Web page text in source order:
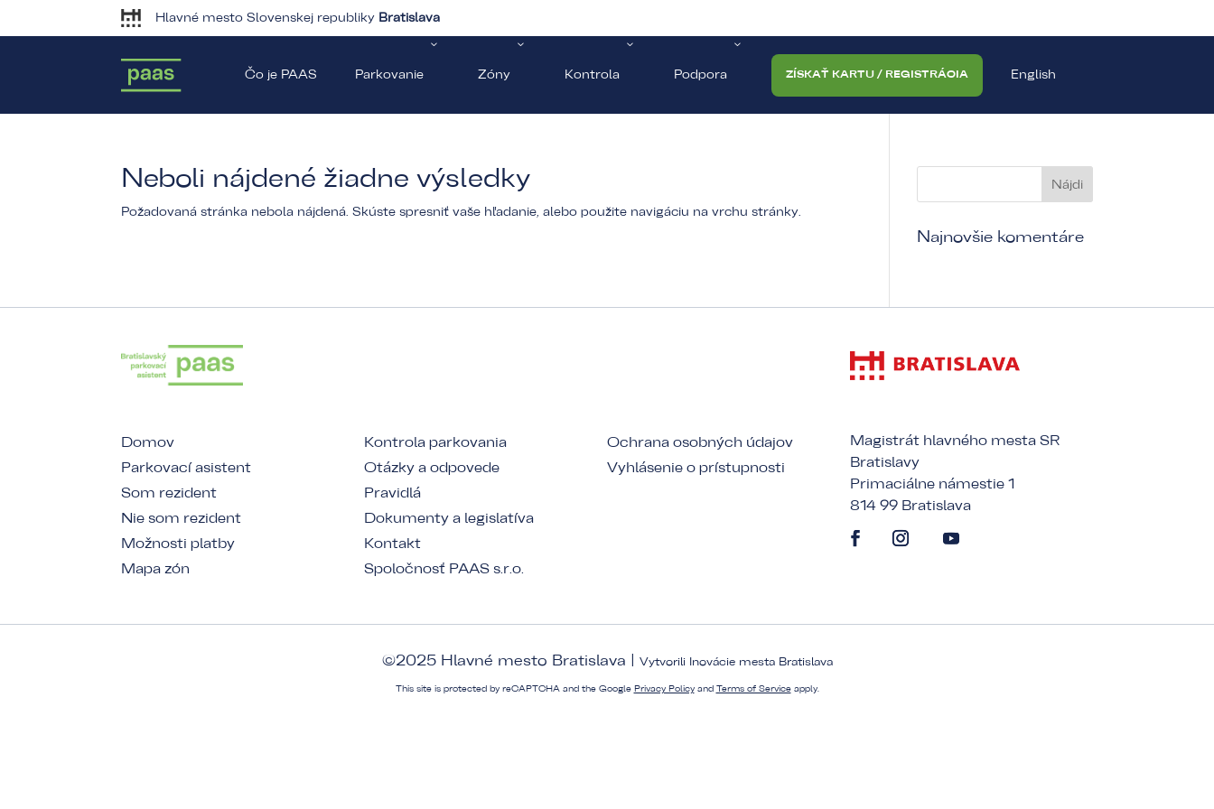
Hlavné mesto Slovenskej republiky Bratislava
Čo je PAAS Parkovanie Zóny Kontrola Podpora ZÍSKAŤ KARTU / REGISTRÁCIA English
Neboli nájdené žiadne výsledky
Požadovaná stránka nebola nájdená. Skúste spresniť vaše hľadanie, alebo použite navigáciu na vrchu stránky.
Najnovšie komentáre
Domov
Parkovací asistent
Som rezident
Nie som rezident
Možnosti platby
Mapa zón
Kontrola parkovania
Otázky a odpovede
Pravidlá
Dokumenty a legislatíva
Kontakt
Spoločnosť PAAS s.r.o.
Ochrana osobných údajov
Vyhlásenie o prístupnosti
Magistrát hlavného mesta SR
Bratislavy
Primaciálne námestie 1
814 99 Bratislava
©2025 Hlavné mesto Bratislava | Vytvorili Inovácie mesta Bratislava
This site is protected by reCAPTCHA and the Google Privacy Policyand Terms of Serviceapply.